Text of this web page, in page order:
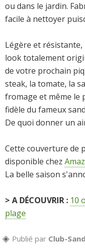
ou dans le jardin.
facile à nettoyer
Légère et
look totalement
de votre prochain
steak, la tomate, la
fromage et même le
fidèle du fameux
De quoi donner un
Cette couverture de
disponible chez
La belle saison
> A DÉCOUVRIR : 10
plage
Publié par Club-